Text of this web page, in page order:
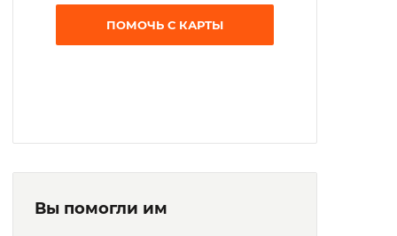
Таблички по Брайлю установлены рядом
со всеми важными жилищными
волонтерскими организациями. Каждый
месяц в интернат приходят волонтеры-
парикмахеры, делают стрижки, бреют
ПОМОЧЬ С КАРТЫ
Вы помогли им